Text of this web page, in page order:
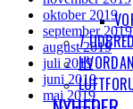
7
oktober 2019
september 2019
august 2019
juli 2019
juni 2019
maj 2019